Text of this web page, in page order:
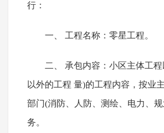
行：
一、 工程名称：零星工程。
二、 承包内容：小区主体工
以外的工程 量)的工程内容，按业
部门(消防、人防、测绘、电力、
务。